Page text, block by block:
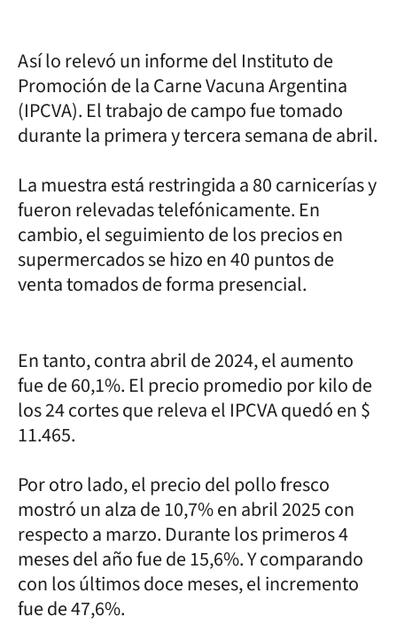
Así lo relevó un informe del Instituto de
Promoción de la Carne Vacuna Argentina
(IPCVA). El trabajo de campo fue tomado
durante la primera y tercera semana de abril.
La muestra está restringida a 80 carnicerías y
fueron relevadas telefónicamente. En
cambio, el seguimiento de los precios en
supermercados se hizo en 40 puntos de
venta tomados de forma presencial.
En tanto, contra abril de 2024, el aumento
fue de 60,1%. El precio promedio por kilo de
los 24 cortes que releva el IPCVA quedó en $
11.465.
Por otro lado, el precio del pollo fresco
mostró un alza de 10,7% en abril 2025 con
respecto a marzo. Durante los primeros 4
meses del año fue de 15,6%. Y comparando
con los últimos doce meses, el incremento
fue de 47,6%.